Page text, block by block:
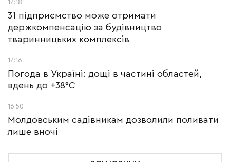
17:18
31 підприємство може отримати
держкомпенсацію за будівництво
тваринницьких комплексів
17:16
Погода в Україні: дощі в частині областей,
вдень до +38°С
16:50
Молдовським садівникам дозволили поливати
лише вночі